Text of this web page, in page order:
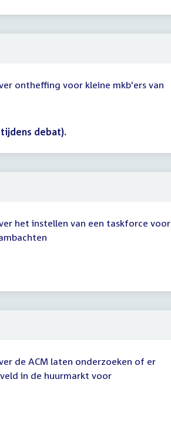
ontheffing voor kleine mkb'ers van
debat).
het instellen van een taskforce voor
de ACM laten onderzoeken of er
in de huurmarkt voor